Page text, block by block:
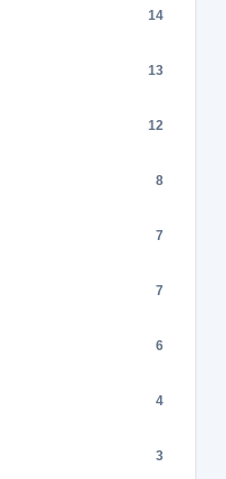
14
13
12
8
7
7
6
4
3